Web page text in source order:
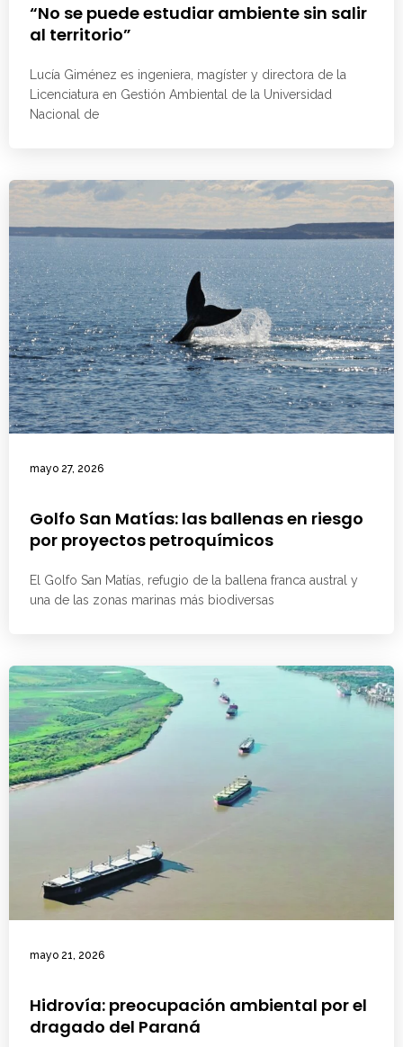
“No se puede estudiar ambiente sin salir
al territorio”
Lucía Giménez es ingeniera, magíster y directora de la
Licenciatura en Gestión Ambiental de la Universidad
Nacional de
mayo 27, 2026
Golfo San Matías: las ballenas en riesgo
por proyectos petroquímicos
El Golfo San Matías, refugio de la ballena franca austral y
una de las zonas marinas más biodiversas
mayo 21, 2026
Hidrovía: preocupación ambiental por el
dragado del Paraná